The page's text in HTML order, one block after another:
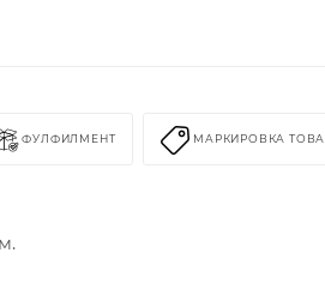
ФУЛФИЛМЕНТ МАРКИРОВКА